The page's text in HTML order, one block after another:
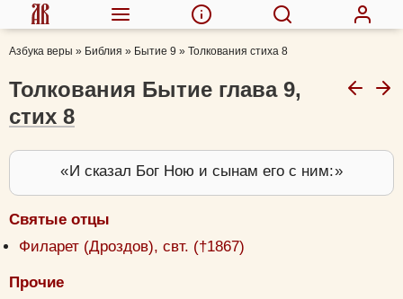
Азбука веры » Библия » Бытие 9 » Толкования стиха 8
Толкования Бытие глава 9,
стих 8
И сказал Бог Ною и сынам его с ним:
Святые отцы
Филарет (Дроздов), свт. (†1867)
Прочие